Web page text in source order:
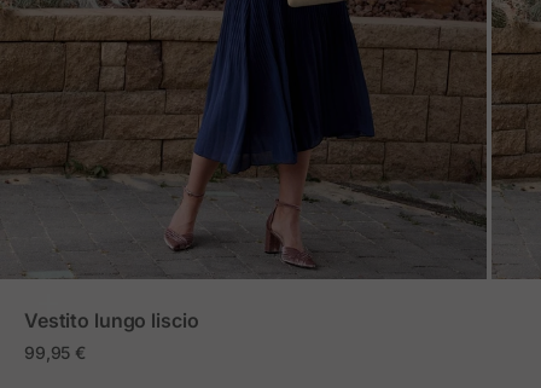
Vestito lungo liscio
Prezzo in offerta
99,95 €